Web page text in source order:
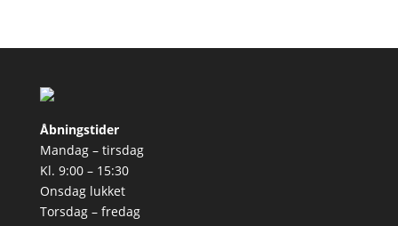
Åbningstider
Mandag – tirsdag
Kl. 9:00 – 15:30
Onsdag lukket
Torsdag – fredag